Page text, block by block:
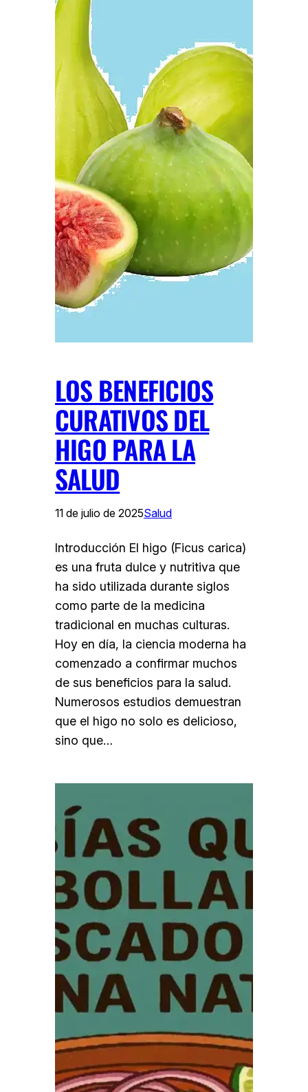
LOS BENEFICIOS
CURATIVOS DEL
HIGO PARA LA
SALUD
11 de julio de 2025Salud
Introducción El higo (Ficus carica)
es una fruta dulce y nutritiva que
ha sido utilizada durante siglos
como parte de la medicina
tradicional en muchas culturas.
Hoy en día, la ciencia moderna ha
comenzado a confirmar muchos
de sus beneficios para la salud.
Numerosos estudios demuestran
que el higo no solo es delicioso,
sino que…